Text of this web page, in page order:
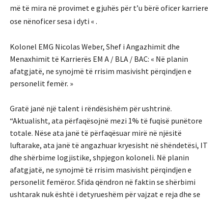
më të mira në provimet e gjuhës për t’u bërë oficer karriere
ose nënoficer sesa i dyti « .
Kolonel EMG Nicolas Weber, Shef i Angazhimit dhe
Menaxhimit të Karrierës EM A / BLA / BAC: « Në planin
afatgjatë, ne synojmë të rrisim masivisht përqindjen e
personelit femër. »
Gratë janë një talent i rëndësishëm për ushtrinë.
“Aktualisht, ata përfaqësojnë mezi 1% të fuqisë punëtore
totale. Nëse ata janë të përfaqësuar mirë në njësitë
luftarake, ata janë të angazhuar kryesisht në shëndetësi, IT
dhe shërbime logjistike, shpjegon koloneli. Në planin
afatgjatë, ne synojmë të rrisim masivisht përqindjen e
personelit femëror. Sfida qëndron në faktin se shërbimi
ushtarak nuk është i detyrueshëm për vajzat e reja dhe se